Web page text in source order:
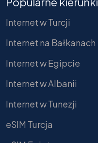
Internet w Turcji
Internet na Bałkanach
Internet w Egipcie
Internet w Albanii
Internet w Tunezji
eSIM Turcja